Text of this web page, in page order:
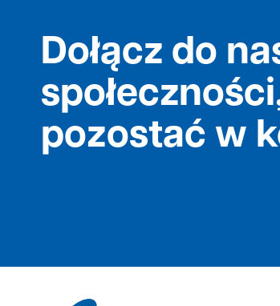
Dołącz do
pozostać w